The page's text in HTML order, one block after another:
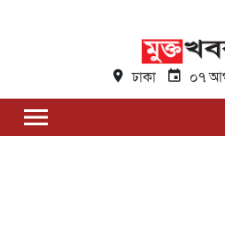
ঢাকা ০৭